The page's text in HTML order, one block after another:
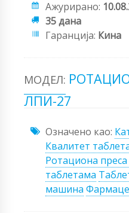
Ажурирано:
35 дана
Гаранција: Кина
МОДЕЛ:
ЛПИ-27
Означено као:
Квалитет
Ротациона преса
таблетама
машина